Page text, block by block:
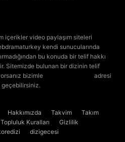
içerikler video paylaşım siteleri
kendi sunucularında
bu konuda bir telif hakkı
Sitemizde bulunan bir dizinin telif
bizimle
adresi
Hakkımızda Takvim
Takım
Topluluk Kuralları
Gizlilik
dizigecesi